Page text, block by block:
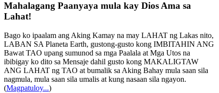
Mahalagang Paanyaya mula kay Dios Ama sa
Lahat!
Bago ko ipaalam ang Aking Kamay na may LAHAT ng Lakas nito,
LABAN SA Planeta Earth, gustong-gusto kong IMBITAHIN ANG
Bawat TAO upang sumunod sa mga Paalala at Mga Utos na
ibibigay ko dito sa Mensaje dahil gusto kong MAKALIGTAW
ANG LAHAT ng TAO at bumalik sa Aking Bahay mula saan sila
nagmula, mula saan sila umalis at kung nasaan sila ngayon.
(Magpatuloy...)